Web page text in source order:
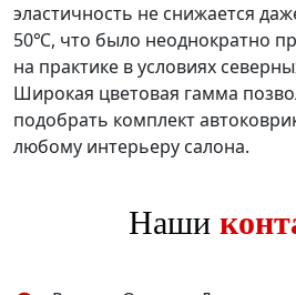
эластичность не снижается
50℃, что было неоднократно
на практике в условиях
Широкая цветовая гамма
подобрать комплект
любому интерьеру салона.
Наши